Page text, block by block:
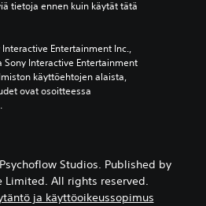
Entertainment Inc.,
Interactive Entertainment
käyttöehtojen alaista,
ovat osoitteessa
Studios. Published by
Limited. All rights reserved.
ja käyttöoikeussopimus